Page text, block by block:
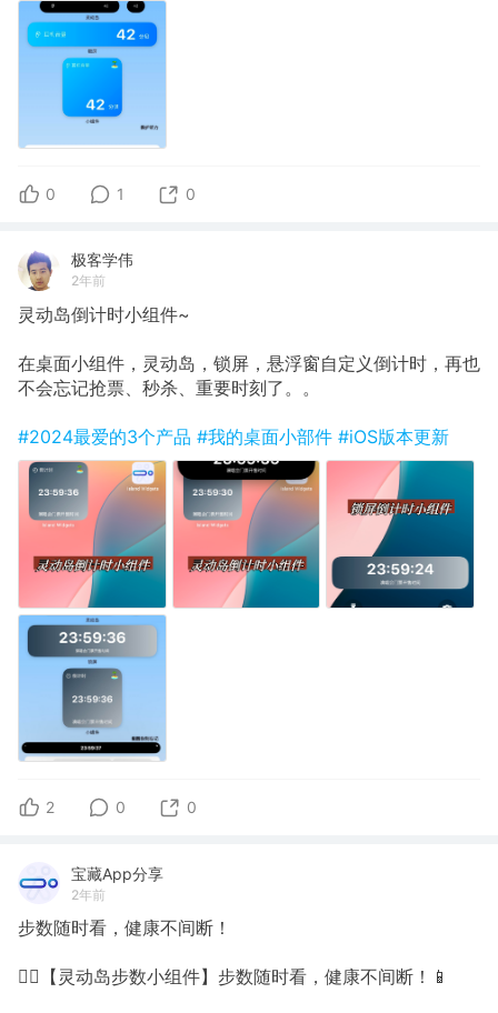
0 1 0
极客学伟
2年前
灵动岛倒计时小组件~
在桌面小组件，灵动岛，锁屏，悬浮窗自定义倒计时，再也
不会忘记抢票、秒杀、重要时刻了。。
#2024最爱的3个产品 #我的桌面小部件 #iOS版本更新
2 0 0
宝藏App分享
2年前
步数随时看，健康不间断！
🚶‍♀️【灵动岛步数小组件】步数随时看，健康不间断！📱